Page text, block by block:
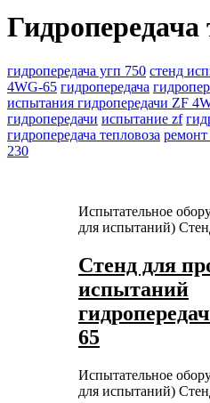
Гидропередача
гидропередача угп 750 стенд
4WG-65 гидропередача
испытания гидропередачи ZF
гидропередачи испытание zf
гидропередача тепловоза ремонт
230
Испытательное
для испытаний)
Стенд для
испытаний
65
Испытательное
для испытаний)